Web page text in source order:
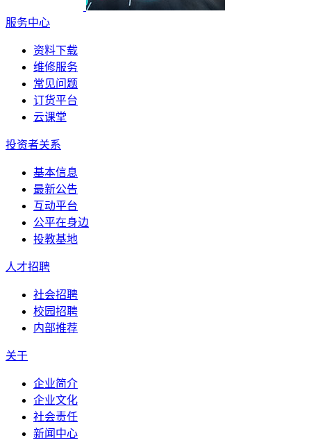
服务中心
资料下载
维修服务
常见问题
订货平台
云课堂
投资者关系
基本信息
最新公告
互动平台
公平在身边
投教基地
人才招聘
社会招聘
校园招聘
内部推荐
关于
企业简介
企业文化
社会责任
新闻中心